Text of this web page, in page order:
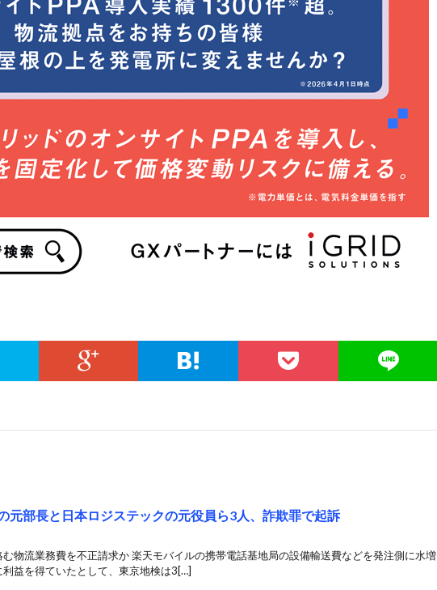
元部長と日本ロジステックの元役員ら3人、詐欺罪で起訴
物流業務費を不正請求か 楽天モバイルの携帯電話基地局の設備輸送費などを発注側に水増
利益を得ていたとして、東京地検は3[…]